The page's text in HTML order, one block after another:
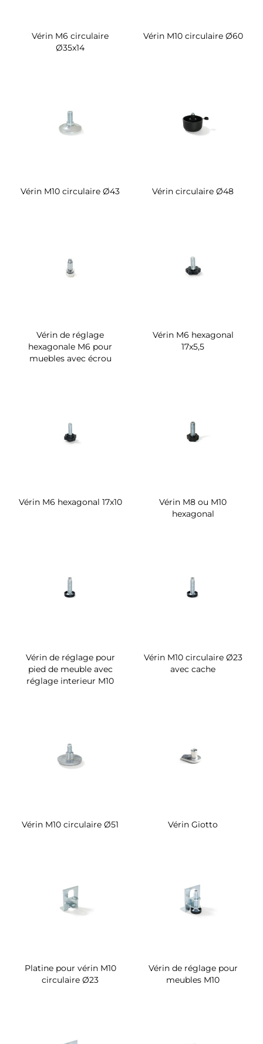
Vérin M6 circulaire
Ø35x14
Vérin M10 circulaire Ø60
Vérin M10 circulaire Ø43 Vérin circulaire Ø48
Vérin de réglage
hexagonale M6 pour
muebles avec écrou
Vérin M6 hexagonal
17x5,5
Vérin M6 hexagonal 17x10
Vérin M8 ou M10
hexagonal
Vérin de réglage pour
pied de meuble avec
réglage interieur M10
Vérin M10 circulaire Ø23
avec cache
Vérin M10 circulaire Ø51 Vérin Giotto
Platine pour vérin M10
circulaire Ø23
Vérin de réglage pour
meubles M10